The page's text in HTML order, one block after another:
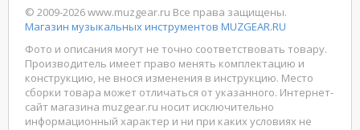
© 2009-2026 www.muzgear.ru Все права защищены.
Магазин музыкальных инструментов MUZGEAR.RU
Фото и описания могут не точно соответствовать товару.
Производитель имеет право менять комплектацию и
конструкцию, не внося изменения в инструкцию. Место
сборки товара может отличаться от указанного. Интернет-
сайт магазина muzgear.ru носит исключительно
информационный характер и ни при каких условиях не